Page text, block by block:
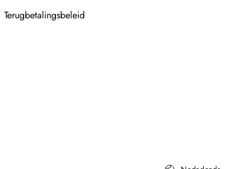
Terugbetalingsbeleid